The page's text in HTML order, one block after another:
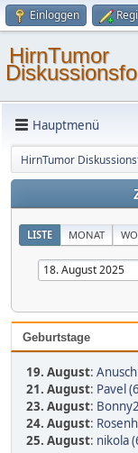
Einloggen
HirnTumor
Hauptmenü
HirnTumor
LISTE MONAT
Geburtstage
19. August:
21. August: Pavel
23. August:
24. August:
25. August: nikola